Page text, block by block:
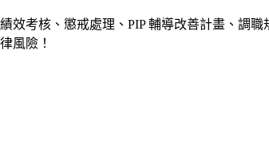
考核、懲戒處理、PIP 輔導改善計畫、調
風險！